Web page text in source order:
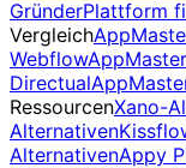
GründerPlattform
Vergleich
Webflow
Directual
RessourcenXano-
Alternativen
AlternativenAppy